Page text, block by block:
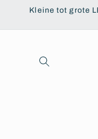
naar de
Kleine tot grote